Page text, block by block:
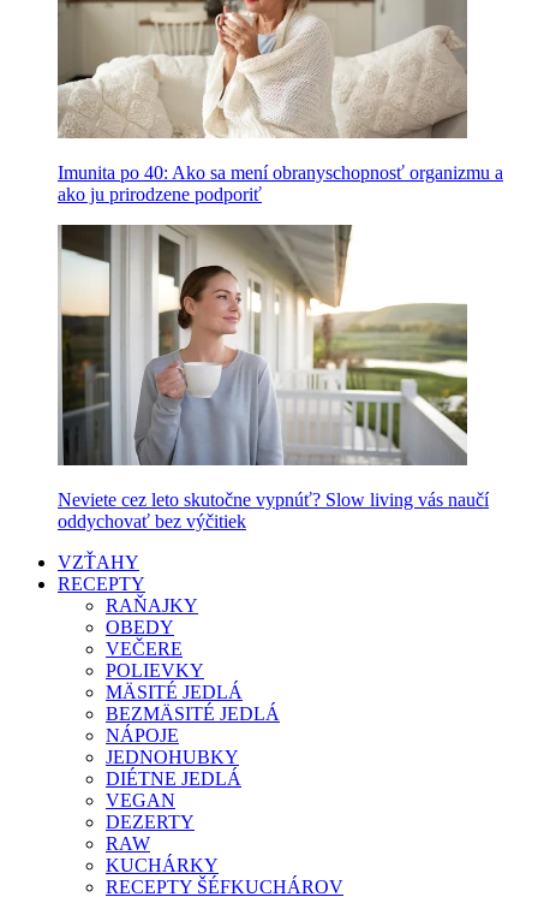
Imunita po 40: Ako sa mení obranyschopnosť organizmu a
ako ju prirodzene podporiť
Neviete cez leto skutočne vypnúť? Slow living vás naučí
oddychovať bez výčitiek
VZŤAHY
RECEPTY
RAŇAJKY
OBEDY
VEČERE
POLIEVKY
MÄSITÉ JEDLÁ
BEZMÄSITÉ JEDLÁ
NÁPOJE
JEDNOHUBKY
DIÉTNE JEDLÁ
VEGAN
DEZERTY
RAW
KUCHÁRKY
RECEPTY ŠÉFKUCHÁROV